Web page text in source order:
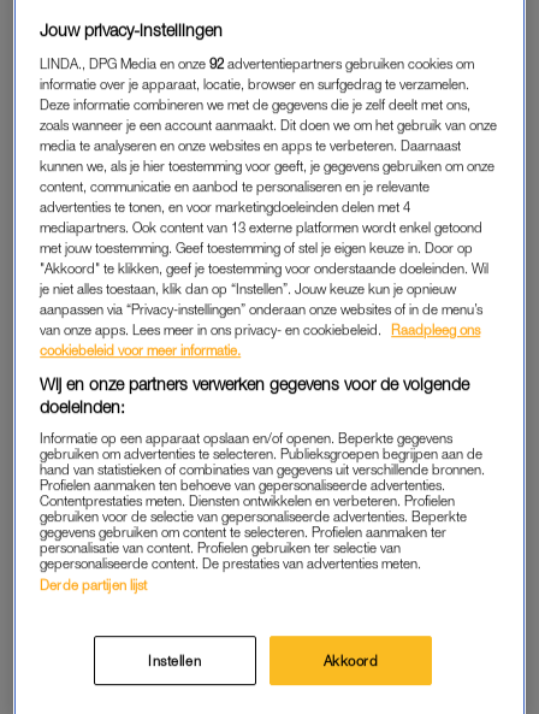
maar het zat bij de prijs van 600 dollar (zo’n 500 euro)
inbegrepen, dus gingen we akkoord,” vertelt Katie aan5
News.
Hapje ervan af
Toen het koppel de foto’s terugkreeg, viel er direct iets op: “Ze
heeft ons een stukje dunner gephotoshopt”. Het bewijs
(hieronder te zien) liegt er dan ook niet om. “Ze heeft er
waarschijnlijk 20 kilo vanaf gehaald,” vertelt een verbaasde
Liepold die stelt dat ze de aangepaste foto’s pijnlijk vindt: “Het
geeft mij het gevoel dat de gewone foto’s niet goed genoeg
waren”.
Couple Accuses Wedding Photog of Fat-
Shaming Them with Photoshop
#Photography pic.twitter.com/xLytLTROo2
— Sachin Bhatia (@bhatiasachin)January 19,
2018
Volgens de aankomende bruid heeft de fotograaf er ook iets
Jouw privacy-instellingen
LINDA., DPG Media en onze92 advertentiepartners gebruiken cookies om
informatie over je apparaat, locatie, browser en surfgedrag te verzamelen.
Deze informatie combineren we met de gegevens die je zelf deelt met ons,
zoals wanneer je een account aanmaakt. Dit doen we om het gebruik van onze
media te analyseren en onze websites en apps te verbeteren. Daarnaast
kunnen we, als je hier toestemming voor geeft, je gegevens gebruiken om onze
content, communicatie en aanbod te personaliseren en je relevante
advertenties te tonen, en voor marketingdoeleinden delen met 4
mediapartners. Ook content van 13 externe platformen wordt enkel getoond
met jouw toestemming. Geef toestemming of stel je eigen keuze in. Door op
"Akkoord" te klikken, geef je toestemming voor onderstaande doeleinden. Wil
je niet alles toestaan, klik dan op “Instellen”. Jouw keuze kun je opnieuw
aanpassen via “Privacy-instellingen” onderaan onze websites of in de menu’s
van onze apps. Lees meer in ons privacy- en cookiebeleid.
Raadpleeg ons
cookiebeleid voor meer informatie.
Wij en onze partners verwerken gegevens voor de volgende
doeleinden:
Informatie op een apparaat opslaan en/of openen. Beperkte gegevens
gebruiken om advertenties te selecteren. Publieksgroepen begrijpen aan de
hand van statistieken of combinaties van gegevens uit verschillende bronnen.
Profielen aanmaken ten behoeve van gepersonaliseerde advertenties.
Contentprestaties meten. Diensten ontwikkelen en verbeteren. Profielen
gebruiken voor de selectie van gepersonaliseerde advertenties. Beperkte
gegevens gebruiken om content te selecteren. Profielen aanmaken ter
personalisatie van content. Profielen gebruiken ter selectie van
gepersonaliseerde content. De prestaties van advertenties meten.
Derde partijen lijst
Instellen Akkoord